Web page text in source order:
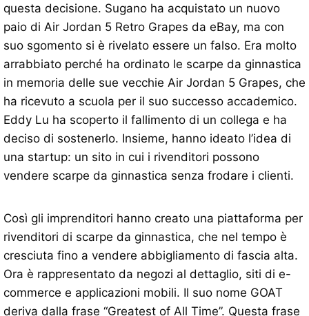
questa decisione. Sugano ha acquistato un nuovo
paio di Air Jordan 5 Retro Grapes da eBay, ma con
suo sgomento si è rivelato essere un falso. Era molto
arrabbiato perché ha ordinato le scarpe da ginnastica
in memoria delle sue vecchie Air Jordan 5 Grapes, che
ha ricevuto a scuola per il suo successo accademico.
Eddy Lu ha scoperto il fallimento di un collega e ha
deciso di sostenerlo. Insieme, hanno ideato l’idea di
una startup: un sito in cui i rivenditori possono
vendere scarpe da ginnastica senza frodare i clienti.
Così gli imprenditori hanno creato una piattaforma per
rivenditori di scarpe da ginnastica, che nel tempo è
cresciuta fino a vendere abbigliamento di fascia alta.
Ora è rappresentato da negozi al dettaglio, siti di e-
commerce e applicazioni mobili. Il suo nome GOAT
deriva dalla frase “Greatest of All Time”. Questa frase